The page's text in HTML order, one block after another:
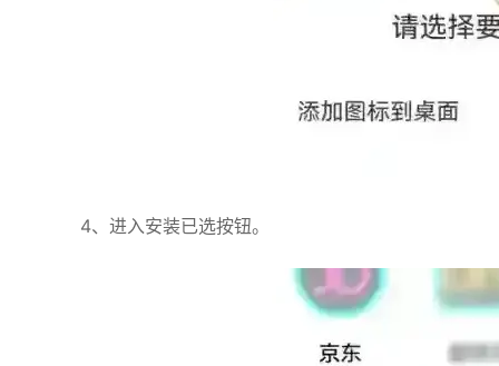
4、进入安装已选按钮。